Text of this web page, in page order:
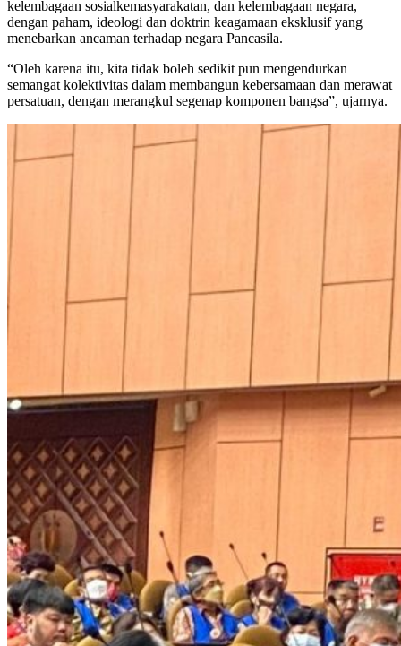
kelembagaan sosialkemasyarakatan, dan kelembagaan negara,
dengan paham, ideologi dan doktrin keagamaan eksklusif yang
menebarkan ancaman terhadap negara Pancasila.
“Oleh karena itu, kita tidak boleh sedikit pun mengendurkan
semangat kolektivitas dalam membangun kebersamaan dan merawat
persatuan, dengan merangkul segenap komponen bangsa”, ujarnya.